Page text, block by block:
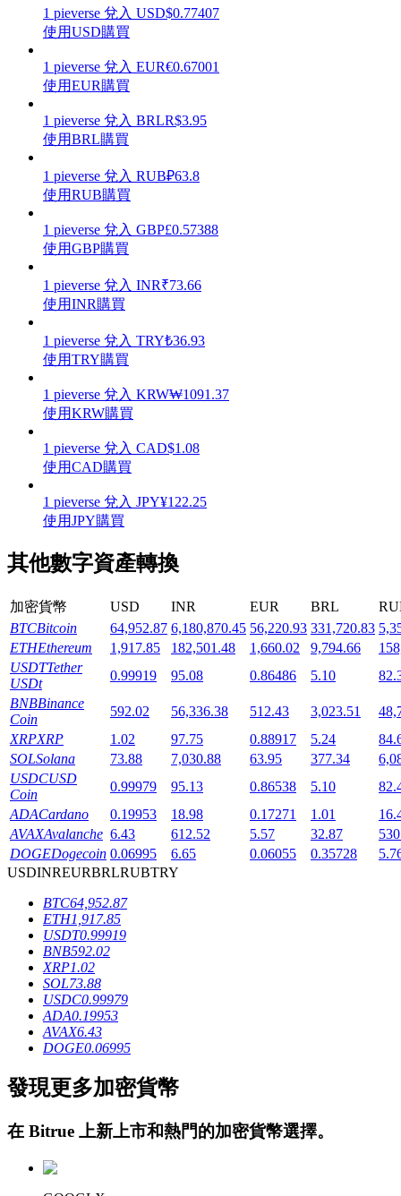
增值寶
使您的資產穩定增值
機槍池
一鍵質押鎖定高收益
Launchpool
活期質押獲得熱門資產
鎖倉BTR
輕鬆獲得多重福利
1 pieverse 兌入 USD$0.77407
使用USD購買
1 pieverse 兌入 EUR€0.67001
使用EUR購買
1 pieverse 兌入 BRLR$3.95
使用BRL購買
1 pieverse 兌入 RUB₽63.8
使用RUB購買
1 pieverse 兌入 GBP£0.57388
使用GBP購買
1 pieverse 兌入 INR₹73.66
使用INR購買
1 pieverse 兌入 TRY₺36.93
使用TRY購買
1 pieverse 兌入 KRW₩1091.37
使用KRW購買
1 pieverse 兌入 CAD$1.08
使用CAD購買
1 pieverse 兌入 JPY¥122.25
使用JPY購買
其他數字資產轉換
加密貨幣 USD INR EUR BRL
BTCBitcoin 64,952.87 6,180,870.45 56,220.93 331,720.83
ETHEthereum 1,917.85 182,501.48 1,660.02 9,794.66
USDTTether
USDt
0.99919 95.08 0.86486 5.10
BNBBinance
Coin
592.02 56,336.38 512.43 3,023.51
XRPXRP 1.02 97.75 0.88917 5.24
SOLSolana 73.88 7,030.88 63.95 377.34
USDCUSD
Coin
0.99979 95.13 0.86538 5.10
ADACardano 0.19953 18.98 0.17271 1.01
AVAXAvalanche 6.43 612.52 5.57 32.87
DOGEDogecoin 0.06995 6.65 0.06055 0.35728
USDINREURBRLRUBTRY
BTC64,952.87
ETH1,917.85
USDT0.99919
BNB592.02
XRP1.02
SOL73.88
USDC0.99979
ADA0.19953
AVAX6.43
DOGE0.06995
發現更多加密貨幣
在 Bitrue 上新上市和熱門的加密貨幣選擇。